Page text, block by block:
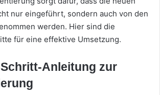
nur eingeführt, sondern auch von den
werden. Hier sind die
für eine effektive Umsetzung.
Anleitung zur